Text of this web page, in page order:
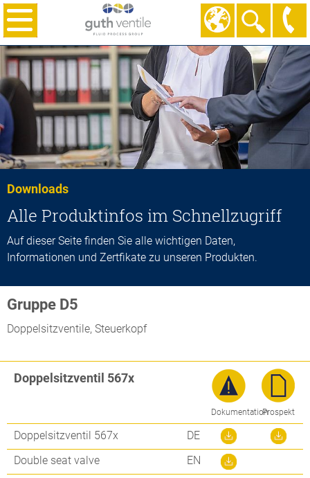
Downloads
Alle Produktinfos im Schnellzugriff
Auf dieser Seite finden Sie alle wichtigen Daten,
Informationen und Zertfikate zu unseren Produkten.
Gruppe D5
Doppelsitzventile, Steuerkopf
Doppelsitzventil 567x
DokumentationProspekt
Doppelsitzventil 567x
DE
Double seat valve
EN